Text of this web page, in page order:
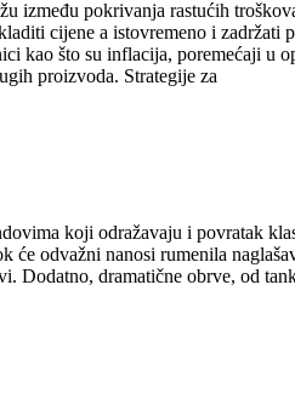
između pokrivanja rastućih
cijene a istovremeno i
kao što su inflacija, poremećaji
proizvoda. Strategije za
koji odražavaju i povratak
odvažni nanosi rumenila
Dodatno, dramatične obrve, od